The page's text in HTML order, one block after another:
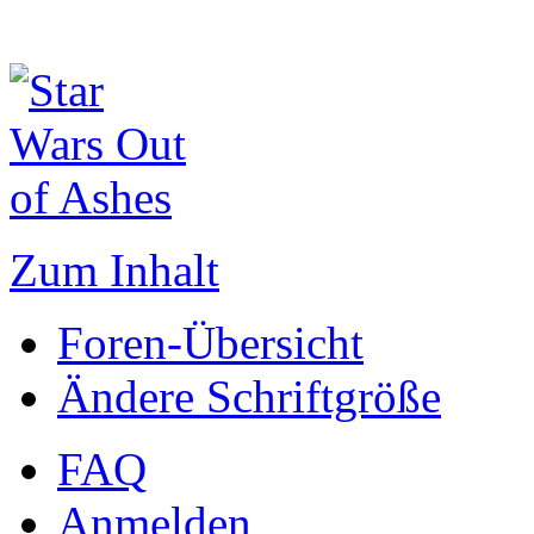
Zum Inhalt
Foren-Übersicht
Ändere Schriftgröße
FAQ
Anmelden